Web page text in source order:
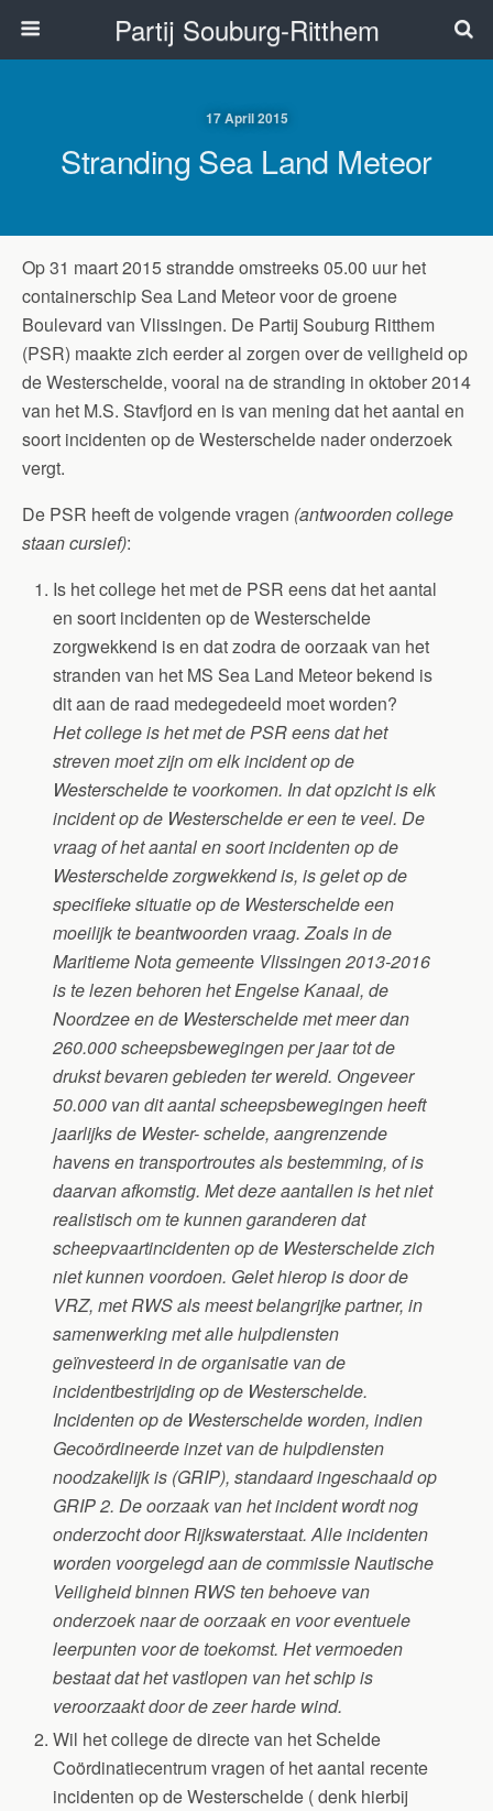
Partij Souburg-Ritthem
17 April 2015
Stranding Sea Land Meteor
Op 31 maart 2015 strandde omstreeks 05.00 uur het
containerschip Sea Land Meteor voor de groene
Boulevard van Vlissingen. De Partij Souburg Ritthem
(PSR) maakte zich eerder al zorgen over de veiligheid op
de Westerschelde, vooral na de stranding in oktober 2014
van het M.S. Stavfjord en is van mening dat het aantal en
soort incidenten op de Westerschelde nader onderzoek
vergt.
De PSR heeft de volgende vragen (antwoorden college
staan cursief):
Is het college het met de PSR eens dat het aantal
en soort incidenten op de Westerschelde
zorgwekkend is en dat zodra de oorzaak van het
stranden van het MS Sea Land Meteor bekend is
dit aan de raad medegedeeld moet worden?
Het college is het met de PSR eens dat het
streven moet zijn om elk incident op de
Westerschelde te voorkomen. In dat opzicht is elk
incident op de Westerschelde er een te veel. De
vraag of het aantal en soort incidenten op de
Westerschelde zorgwekkend is, is gelet op de
specifieke situatie op de Westerschelde een
moeilijk te beantwoorden vraag. Zoals in de
Maritieme Nota gemeente Vlissingen2013-2016
is te lezen behoren het Engelse Kanaal, de
Noordzee en de Westerschelde met meer dan
260.000 scheepsbewegingen per jaar tot de
drukst bevaren gebieden ter wereld. Ongeveer
50.000 van dit aantal scheepsbewegingen heeft
jaarlijks de Wester- schelde, aangrenzende
havens en transportroutes als bestemming, of is
daarvan afkomstig.Met deze aantallen is het niet
realistisch om te kunnen garanderen dat
scheepvaartincidenten op de Westerschelde zich
niet kunnen voordoen. Gelet hierop is door de
VRZ, met RWS als meest belangrijke partner, in
samenwerking met alle hulpdiensten
geïnvesteerd in de organisatie van de
incidentbestrijding op de Westerschelde.
Incidenten op de Westerschelde worden, indien
Gecoördineerde inzet van de hulpdiensten
noodzakelijk is (GRIP), standaard ingeschaald op
GRIP 2.De oorzaak van het incident wordt nog
onderzocht door Rijkswaterstaat. Alle incidenten
worden voorgelegd aan de commissie Nautische
Veiligheid binnen RWS ten behoeve van
onderzoek naar de oorzaak en voor eventuele
leerpunten voor de toekomst. Het vermoeden
bestaat dat het vastlopen van het schip is
veroorzaakt door de zeer harde wind.
Wil het college de directe van het Schelde
Coördinatiecentrum vragen of het aantal recente
incidenten op de Westerschelde ( denk hierbij